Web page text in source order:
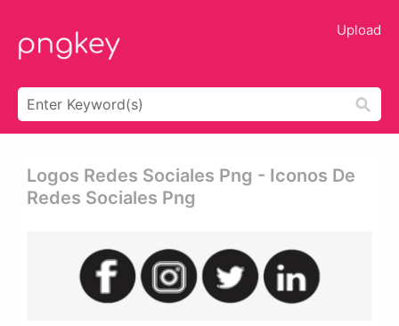
Upload
Logos Redes Sociales Png - Iconos De
Redes Sociales Png